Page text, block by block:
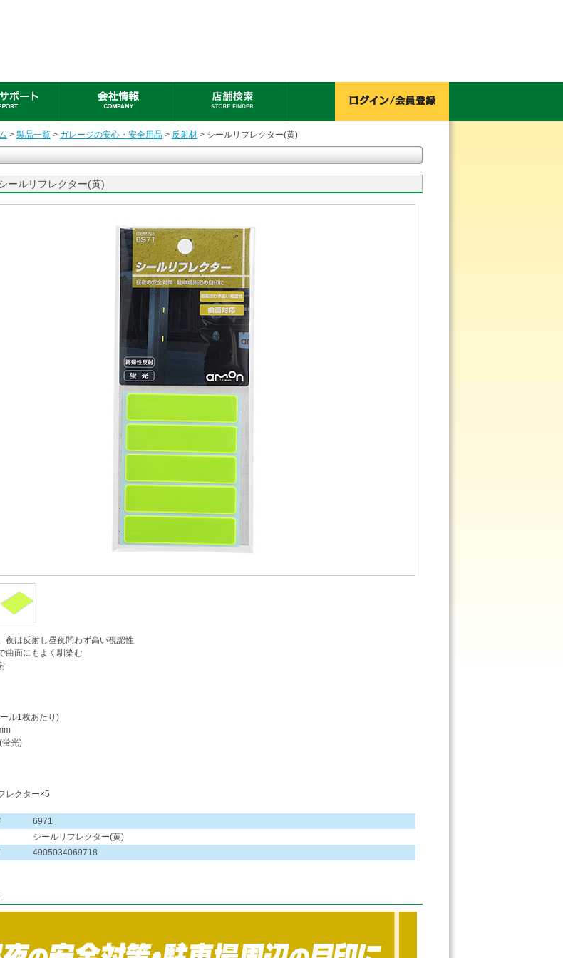
> 製品一覧 > ガレージの安心・安全用品 > 反射材 > シールリフレクター(黄)
ールリフレクター(黄)
夜は反射し昼夜問わず高い視認性
曲面にもよく馴染む
ル1枚あたり)
蛍光)
レクター×5
6971
シールリフレクター(黄)
4905034069718